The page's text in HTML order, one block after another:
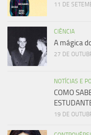
11 DE
CIÊNCIA
A mágica
27 DE
NOTÍCIAS E
COMO
19 DE